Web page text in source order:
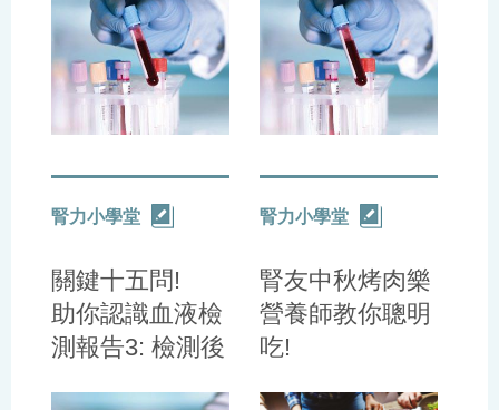
腎力小學堂
關鍵十五問!
助你認識血液檢
測報告3: 檢測後
腎力小學堂
腎友中秋烤肉樂
營養師教你聰明
吃!